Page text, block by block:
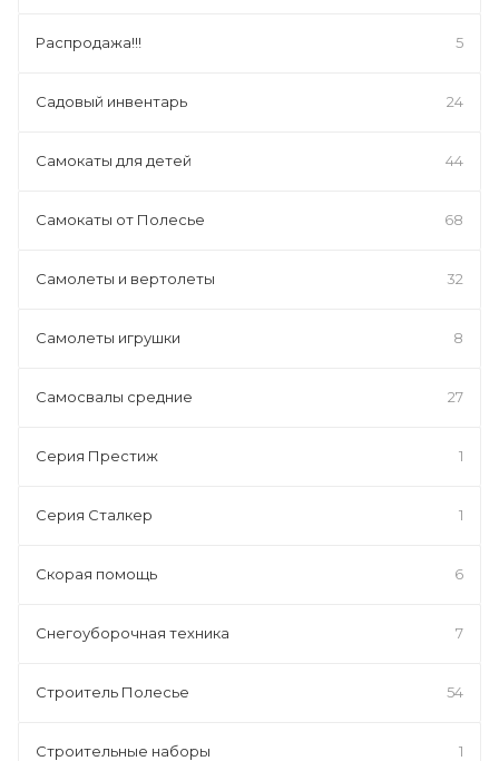
Распродажа!!! 5
Садовый инвентарь 24
Самокаты для детей 44
Самокаты от Полесье 68
Самолеты и вертолеты 32
Самолеты игрушки 8
Самосвалы средние 27
Серия Престиж 1
Серия Сталкер 1
Скорая помощь 6
Снегоуборочная техника 7
Строитель Полесье 54
Строительные наборы 1